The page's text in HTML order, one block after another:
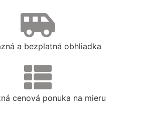
a bezplatná obhliadka
cenová ponuka na mieru